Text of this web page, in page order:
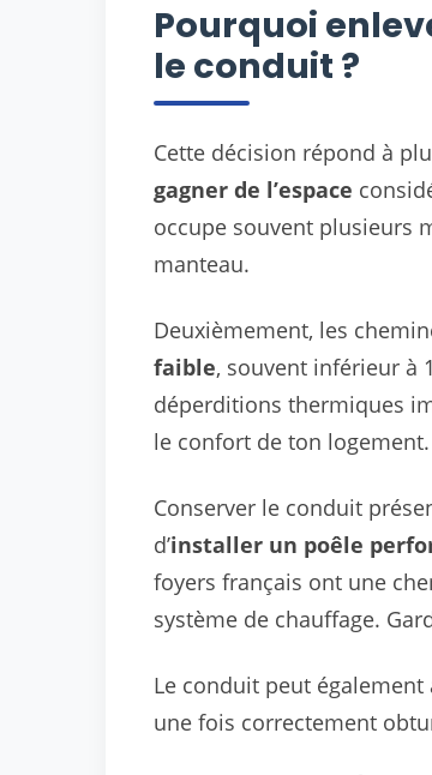
Pourquoi
le conduit ?
Cette décision répond à
gagner de l’espace
occupe souvent plusieurs
manteau.
Deuxièmement, les
faible, souvent inférieur à
déperditions thermiques
le confort de ton logement.
Conserver le conduit
d’installer un poêle
foyers français ont une
système de chauffage.
Le conduit peut
une fois correctement